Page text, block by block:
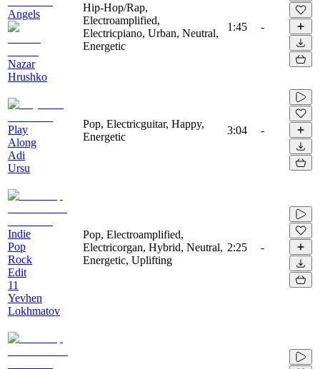
Angels
Nazar
Hrushko
Hip-Hop/Rap,
Electroamplified,
Electricpiano, Urban, Neutral,
Energetic
1:45 -
Play
Along
Adi
Ursu
Pop, Electricguitar, Happy,
Energetic
3:04 -
Indie
Pop
Rock
Edit
11
Yevhen
Lokhmatov
Pop, Electroamplified,
Electricorgan, Hybrid, Neutral,
Energetic, Uplifting
2:25 -